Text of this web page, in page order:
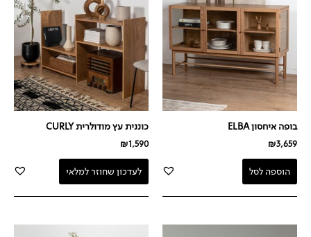
בופה איחסון ELBA
₪3,659
הוספה לסל
כוננית עץ מודולרית CURLY
₪1,590
לעדכון שחוזר למלאי